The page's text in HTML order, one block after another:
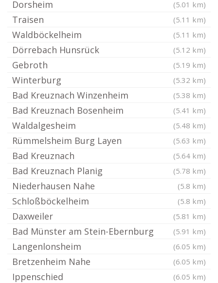
Dorsheim (5.01 km)
Traisen (5.11 km)
Waldböckelheim (5.11 km)
Dörrebach Hunsrück (5.12 km)
Gebroth (5.19 km)
Winterburg (5.32 km)
Bad Kreuznach Winzenheim (5.38 km)
Bad Kreuznach Bosenheim (5.41 km)
Waldalgesheim (5.48 km)
Rümmelsheim Burg Layen (5.63 km)
Bad Kreuznach (5.64 km)
Bad Kreuznach Planig (5.78 km)
Niederhausen Nahe (5.8 km)
Schloßböckelheim (5.8 km)
Daxweiler (5.81 km)
Bad Münster am Stein-Ebernburg (5.91 km)
Langenlonsheim (6.05 km)
Bretzenheim Nahe (6.05 km)
Ippenschied (6.05 km)